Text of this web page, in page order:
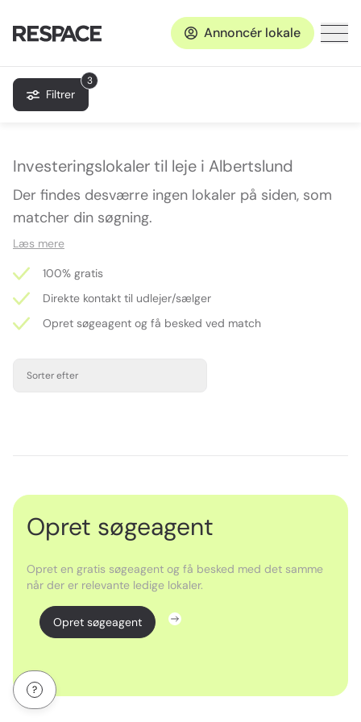
Annoncér lokale
3
Filtrer
Investeringslokaler til leje i Albertslund
Der findes desværre ingen lokaler på siden, som
matcher din søgning.
Læs mere
100% gratis
Direkte kontakt til udlejer/sælger
Opret søgeagent og få besked ved match
Sorter efter
Opret søgeagent
Opret en gratis søgeagent og få besked med det samme
når der er relevante ledige lokaler.
Opret søgeagent